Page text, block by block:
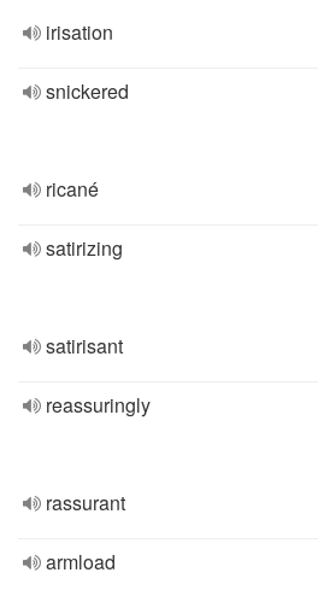
irisation
snickered
ricané
satirizing
satirisant
reassuringly
rassurant
armload